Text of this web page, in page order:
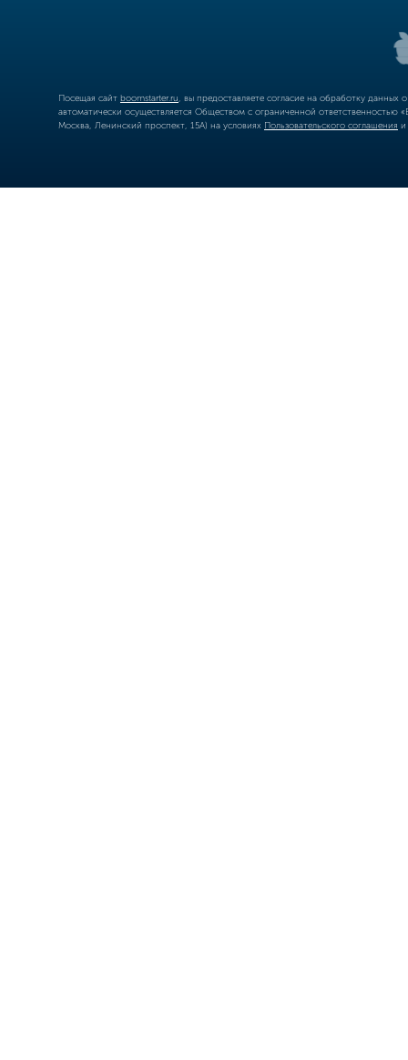
Посещая сайт boomstarter.ru , вы предоставляете согласие на обработку
автоматически осуществляется Обществом с ограниченной
Москва, Ленинский проспект, 15А) на условиях Пользовательского соглашения и